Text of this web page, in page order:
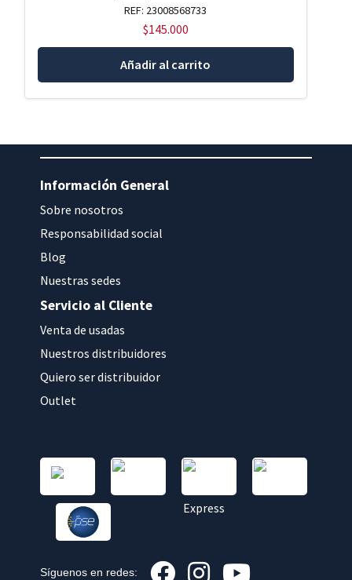
REF: 23008568733
$145.000
Añadir al carrito
Información General
Sobre nosotros
Responsabilidad social
Blog
Nuestras sedes
Servicio al Cliente
Venta de usadas
Nuestros distribuidores
Quiero ser distribuidor
Outlet
Síguenos en redes: